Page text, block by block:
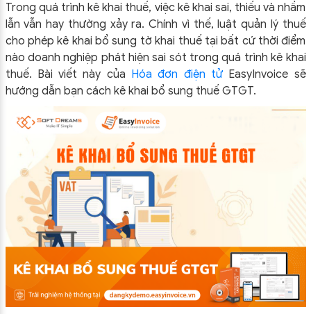
Trong quá trình kê khai thuế, việc kê khai sai, thiếu và nhầm
lẫn vẫn hay thường xảy ra. Chính vì thế, luật quản lý thuế
cho phép kê khai bổ sung tờ khai thuế tại bất cứ thời điểm
nào doanh nghiệp phát hiện sai sót trong quá trình kê khai
thuế. Bài viết này của Hóa đơn điện tửEasyInvoice sẽ
hướng dẫn bạn cách kê khai bổ sung thuế GTGT.